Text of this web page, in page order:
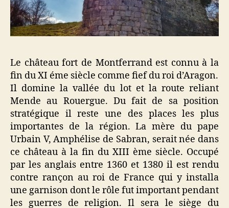
Le château fort de Montferrand est connu à la
fin du XI éme siècle comme fief du roi d’Aragon.
Il domine la vallée du lot et la route reliant
Mende au Rouergue. Du fait de sa position
stratégique il reste une des places les plus
importantes de la région. La mère du pape
Urbain V, Amphélise de Sabran, serait née dans
ce château à la fin du XIII ème siècle. Occupé
par les anglais entre 1360 et 1380 il est rendu
contre rançon au roi de France qui y installa
une garnison dont le rôle fut important pendant
les guerres de religion. Il sera le siège du